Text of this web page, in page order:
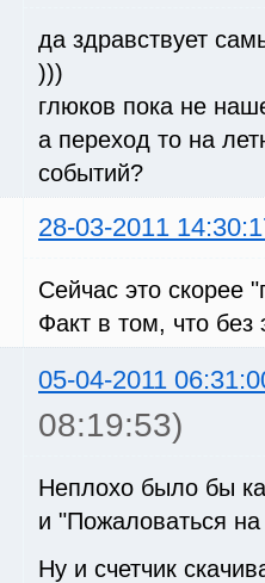
да здравствует
)))
глюков пока не
а переход то на
событий?
28-03-2011
Сейчас это скорее
Факт в том, что без
05-04-2011
08:19:53)
Неплохо было бы
и "Пожаловаться
Ну и счетчик